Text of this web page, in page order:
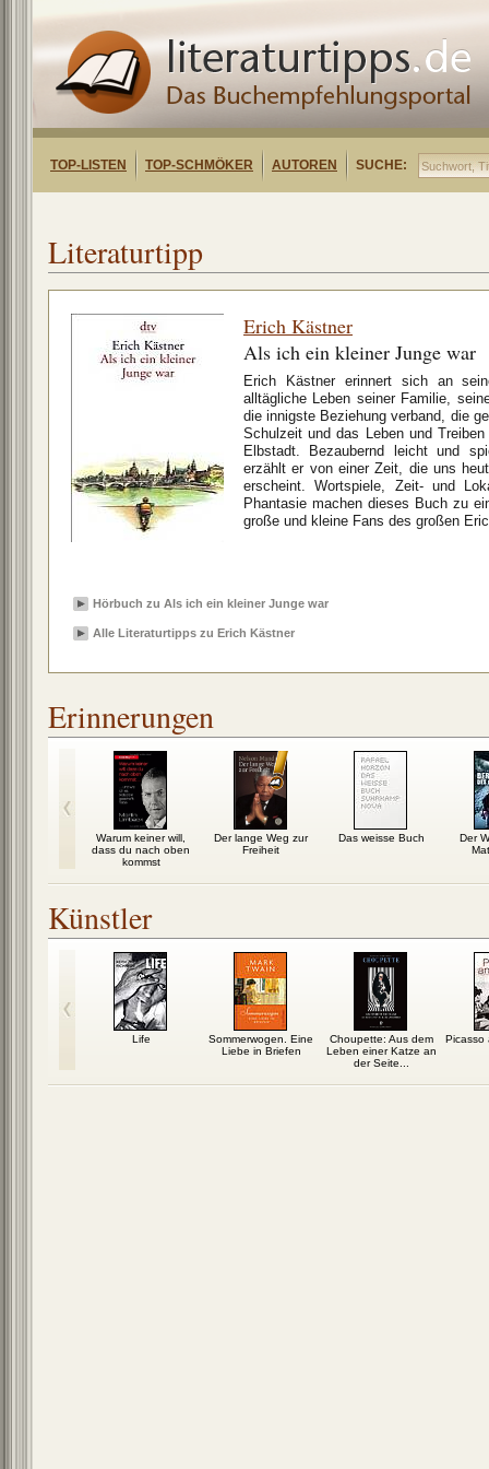
TOP-LISTEN TOP-SCHMÖKER AUTOREN SUCHE:
Literaturtipp
Erich Kästner
Als ich ein kleiner Junge war
Erich Kästner erinnert sich an
alltägliche Leben seiner Familie,
die innigste Beziehung verband, die
Schulzeit und das Leben und
Elbstadt. Bezaubernd leicht und
erzählt er von einer Zeit, die uns
erscheint. Wortspiele, Zeit- und
Phantasie machen dieses Buch zu
große und kleine Fans des großen
Hörbuch zu Als ich ein kleiner Junge war
Alle Literaturtipps zu Erich Kästner
Erinnerungen
Warum keiner will,
dass du nach oben
kommst
Der lange Weg zur
Freiheit
Das weisse Buch
Der
Künstler
Life
Sommerwogen. Eine
Liebe in Briefen
Choupette: Aus dem
Leben einer Katze an
der Seite...
Picasso